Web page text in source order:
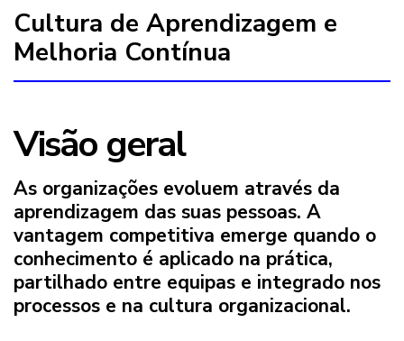
Cultura de Aprendizagem e
Melhoria Contínua
Visão geral
As organizações evoluem através da
aprendizagem das suas pessoas. A
vantagem competitiva emerge quando o
conhecimento é aplicado na prática,
partilhado entre equipas e integrado nos
processos e na cultura organizacional.